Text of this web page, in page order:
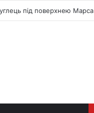
під поверхнею Марса